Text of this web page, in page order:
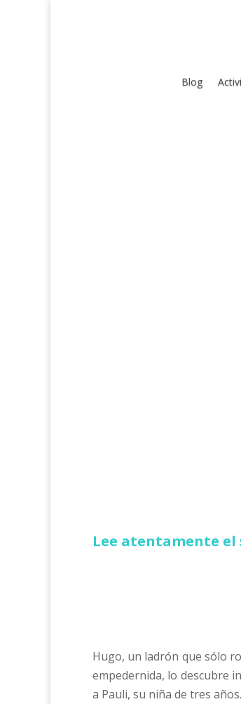
Blog
Lee atentamente
Hugo, un ladrón que sólo
empedernida, lo descubre
a Pauli, su niña de tres